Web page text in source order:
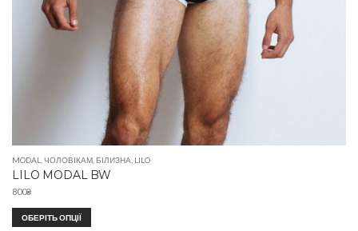
MODAL ЧОЛОВІКАМ БІЛИЗНА LILO
LILO MODAL BW
800₴
ОБЕРІТЬ ОПЦІЇ